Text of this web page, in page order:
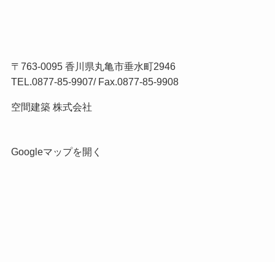
〒763-0095 香川県丸亀市垂水町2946
TEL.0877-85-9907/ Fax.0877-85-9908
空間建築 株式会社
Googleマップを開く